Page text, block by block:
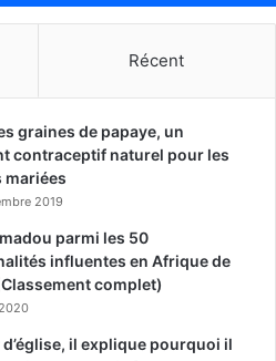
Récent
graines de papaye, un
contraceptif naturel pour les
mariées
2019
parmi les 50
influentes en Afrique de
complet)
d’église, il explique pourquoi il